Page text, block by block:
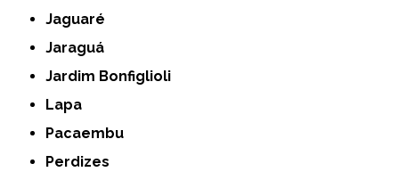
Jaguaré
Jaraguá
Jardim Bonfiglioli
Lapa
Pacaembu
Perdizes